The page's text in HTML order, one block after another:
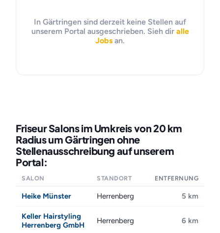
In Gärtringen sind derzeit keine Stellen auf
unserem Portal ausgeschrieben. Sieh dir alle
Jobs an.
Friseur Salons im Umkreis von 20 km
Radius um Gärtringen ohne
Stellenausschreibung auf unserem
Portal:
SALON STANDORT ENTFERNUNG
Heike Münster Herrenberg 5 km
Keller Hairstyling
Herrenberg GmbH
Herrenberg 6 km